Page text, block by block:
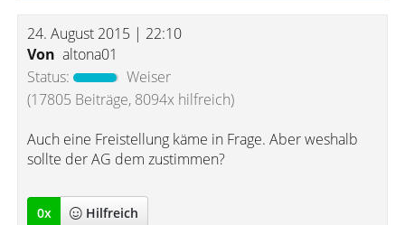
24. August 2015 | 22:10
Von altona01
Status:
Weiser
(17805 Beiträge, 8094x hilfreich)
Auch eine Freistellung käme in Frage. Aber weshalb
sollte der AG dem zustimmen?
0x Hilfreich